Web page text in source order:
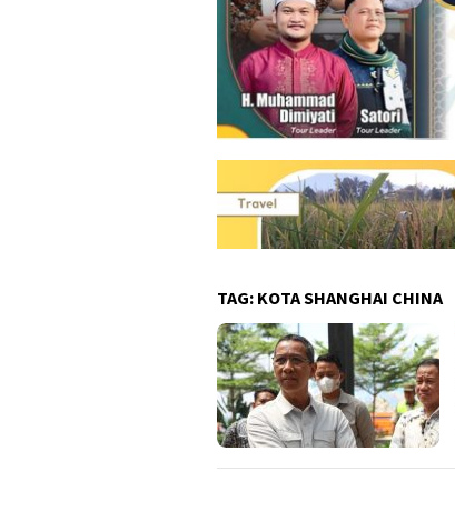
TAG: KOTA SHANGHAI CHINA